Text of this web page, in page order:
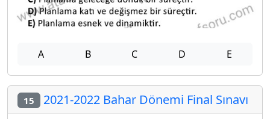
A B C D E
15 2021-2022 Bahar Dönemi Final Sınavı